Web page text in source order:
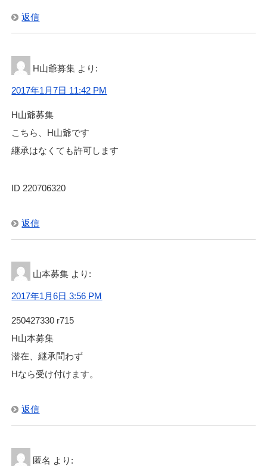
返信
H山爺募集 より:
2017年1月7日 11:42 PM
H山爺募集
こちら、H山爺です
継承はなくても許可します
ID 220706320
返信
山本募集 より:
2017年1月6日 3:56 PM
250427330 r715
H山本募集
潜在、継承問わず
Hなら受け付けます。
返信
匿名 より: